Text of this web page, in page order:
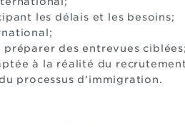
les délais et les besoins;
des entrevues ciblées;
à la réalité du
processus d’immigration.